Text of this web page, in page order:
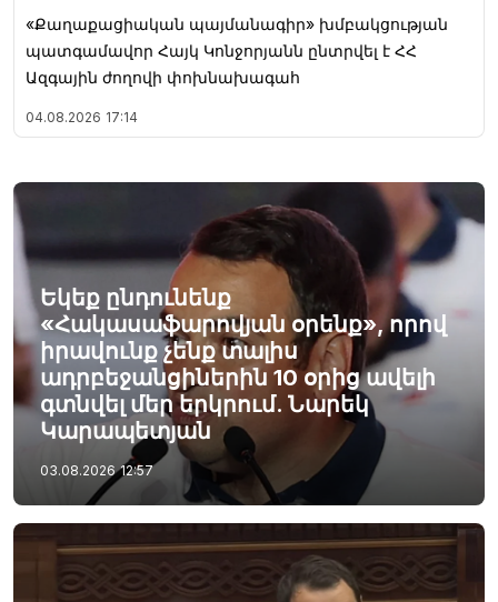
«Քաղաքացիական պայմանագիր» խմբակցության
պատգամավոր Հայկ Կոնջորյանն ընտրվել է ՀՀ
Ազգային ժողովի փոխնախագահ
04.08.2026 17:14
Եկեք ընդունենք
«Հակասաֆարովյան օրենք», որով
իրավունք չենք տալիս
ադրբեջանցիներին 10 օրից ավելի
գտնվել մեր երկրում. Նարեկ
Կարապետյան
03.08.2026 12:57